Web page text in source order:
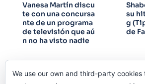
Vanesa Martín discu
te con una concursa
nte de un programa
de televisión que aú
n no ha visto nadie
su
g
de
We use our own and third-party